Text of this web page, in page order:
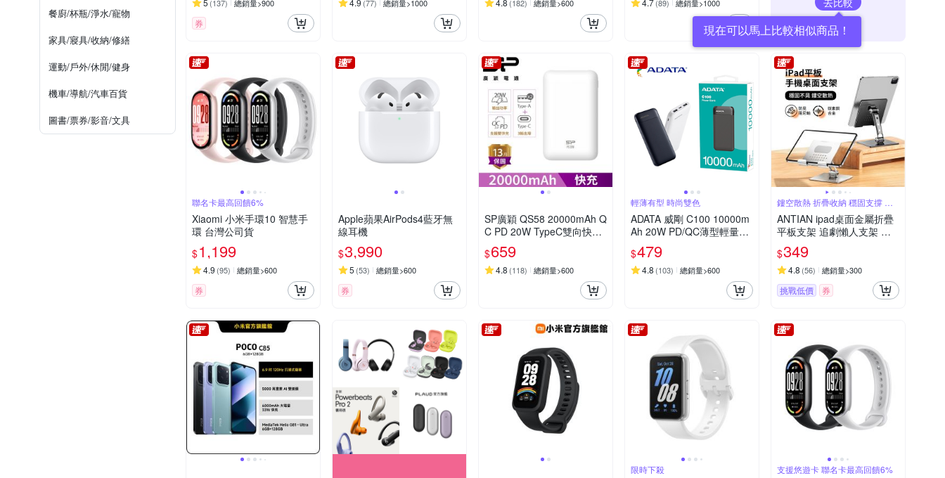
餐廚/杯瓶/淨水/寵物
家具/寢具/收納/修繕
運動/戶外/休閒/健身
機車/導航/汽車百貨
圖書/票券/影音/文具
5 (137) 總銷量>900
券
4.9 (77) 總銷量>1000 4.8 (182) 總銷量>600 4.7(89) 總銷量>1000
現在可以馬上比較相似商品！
聯名卡最高回饋6%
Xiaomi 小米手環10 智慧手
環 台灣公司貨
$1,199
4.9 (95) 總銷量>600
券
Apple蘋果AirPods4藍牙無
線耳機
$3,990
5 (53) 總銷量>600
券
SP廣穎 QS58 20000mAh Q
C PD 20W TypeC雙向快充
行動電源_具Wh標示
$659
4.8 (118) 總銷量>600
輕薄有型 時尚雙色
ADATA 威剛 C100 10000m
Ah 20W PD/QC薄型輕量極
速快充行動電源_機身Wh標
示
$479
4.8 (103) 總銷量>600
鏤空散熱 折疊收納 穩固支撐 邊
充電玩
ANTIAN ipad桌面金屬折疊
平板支架 追劇懶人支架 直
播/會議 平板架 手機支架 交
換禮物
$349
4.8 (56) 總銷量>300
挑戰低價 券
限時下殺 支援悠遊卡 聯名卡最高回饋6%